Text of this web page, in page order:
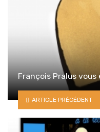
François Pralus vous
ARTICLE PRÉCÉDENT